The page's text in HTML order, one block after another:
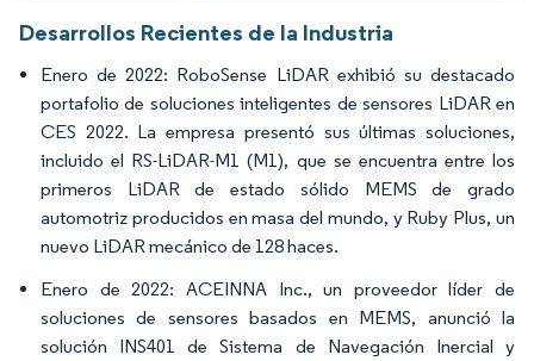
Desarrollos Recientes de la Industria
Enero de 2022: RoboSense LiDAR exhibió su destacado
portafolio de soluciones inteligentes de sensores LiDAR en
CES 2022. La empresa presentó sus últimas soluciones,
incluido el RS-LiDAR-M1 (M1), que se encuentra entre los
primeros LiDAR de estado sólido MEMS de grado
automotriz producidos en masa del mundo, y Ruby Plus, un
nuevo LiDAR mecánico de 128 haces.
Enero de 2022: ACEINNA Inc., un proveedor líder de
soluciones de sensores basados en MEMS, anunció la
solución INS401 de Sistema de Navegación Inercial y